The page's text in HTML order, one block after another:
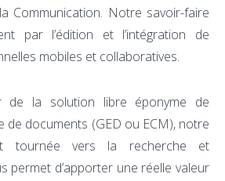
Communication. Notre savoir-faire
par l’édition et l’intégration de
mobiles et collaboratives.
de la solution libre éponyme de
de documents (GED ou ECM), notre
tournée vers la recherche et
permet d’apporter une réelle valeur